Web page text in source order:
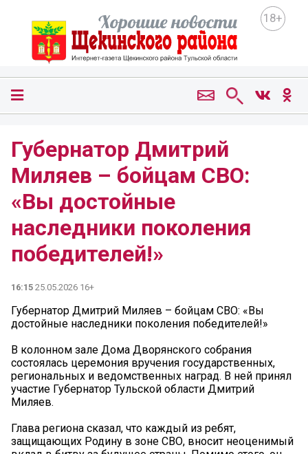
18+
Губернатор Дмитрий
Миляев – бойцам СВО:
«Вы достойные
наследники поколения
победителей!»
16:15 25.05.2026 16+
Губернатор Дмитрий Миляев – бойцам СВО: «Вы
достойные наследники поколения победителей!»
В колонном зале Дома Дворянского собрания
состоялась церемония вручения государственных,
региональных и ведомственных наград. В ней принял
участие Губернатор Тульской области Дмитрий
Миляев.
Глава региона сказал, что каждый из ребят,
защищающих Родину в зоне СВО, вносит неоценимый